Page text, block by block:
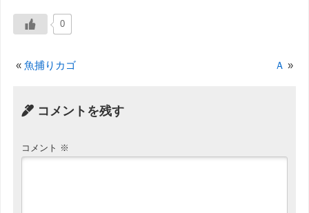
0
« 魚捕りカゴ Ａ »
コメントを残す
コメント ※